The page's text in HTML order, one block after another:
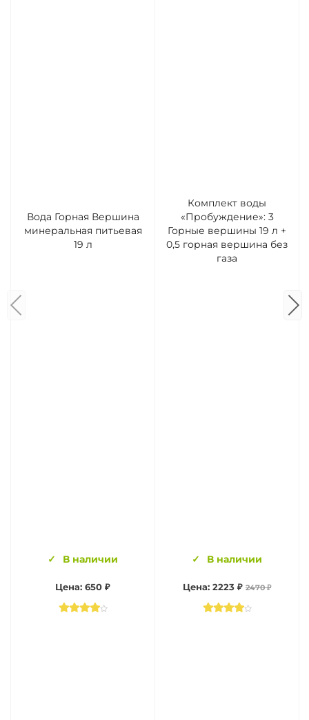
Вода Горная Вершина
минеральная питьевая
19 л
В наличии
Цена: 650 ₽
Комплект воды
«Пробуждение»: 3
Горные вершины 19 л +
0,5 горная вершина без
газа
В наличии
Цена: 2223 ₽ 2470 ₽